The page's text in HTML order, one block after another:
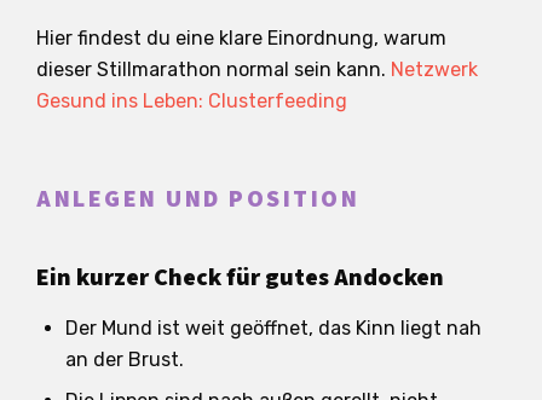
Hier findest du eine klare Einordnung, warum
dieser Stillmarathon normal sein kann. Netzwerk
Gesund ins Leben: Clusterfeeding
ANLEGEN UND POSITION
Ein kurzer Check für gutes Andocken
Der Mund ist weit geöffnet, das Kinn liegt nah
an der Brust.